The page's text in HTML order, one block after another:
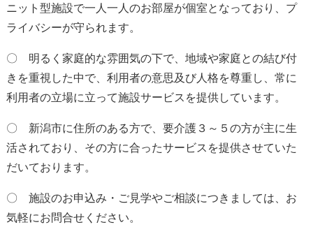
ニット型施設で一人一人のお部屋が個室となっており、 プ
ライバシーが守られます。
〇 明るく家庭的な雰囲気の下で、地域や家庭との結び付
きを重視した中で、利用者の意思及び人格を尊重し、 常に
利用者の立場に立って施設サービスを提供しています。
〇 新潟市に住所のある方で、要介護３～５の方が主に生
活されており、その方に合ったサービスを提供させていた
だいております。
〇 施設のお申込み・ご見学やご相談につきましては、お
気軽にお問合せください。